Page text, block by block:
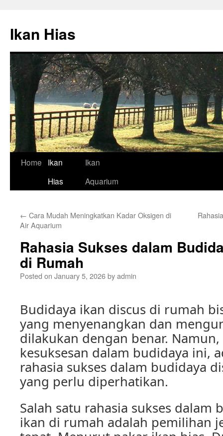
content
Ikan Hias
Home
Ikan
Hias
Ikan
Aquarium
← Cara Mudah Meningkatkan Kadar Oksigen di
Air Aquarium
Rahasia Sukses dalam
di Rumah
Posted on January 5, 2026byadmin
Budidaya ikan discus di rumah
yang menyenangkan dan
dilakukan dengan benar.
kesuksesan dalam budidaya ini,
rahasia sukses dalam budidaya
yang perlu diperhatikan.
Salah satu rahasia sukses dalam
ikan di rumah adalah pemilihan